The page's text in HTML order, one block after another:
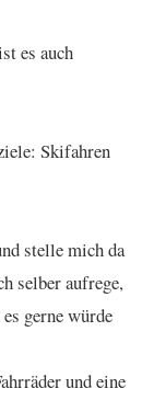
es auch
Skifahren
stelle mich da
selber aufrege,
gerne würde
und eine